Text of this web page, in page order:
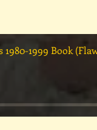
1999 Book